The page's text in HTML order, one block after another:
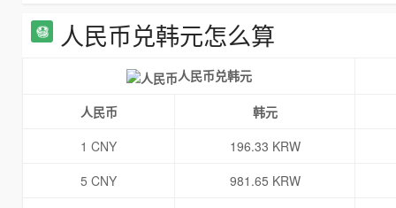
人民币兑韩元怎么算
人民币兑韩元
人民币
韩元
1 CNY
196.33 KRW
5 CNY
981.65 KRW